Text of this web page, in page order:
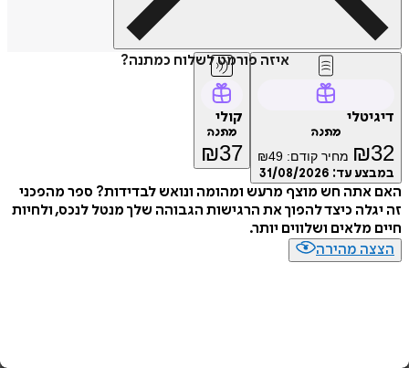
איזה פורמט לשלוח כמתנה?
₪ מחיר קודם: ₪49
עד:31/08/2026
₪ 37
חש מוצף מרעש ומהומה ונואש לבדידות? ספר מהפכני
כיצד להפוך את הרגישות הגבוהה שלך מנטל לנכס, ולחיות
ושלווים יותר.
מהירה